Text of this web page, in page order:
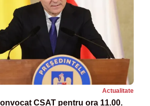
Actualitate
CSAT pentru ora 11.00.